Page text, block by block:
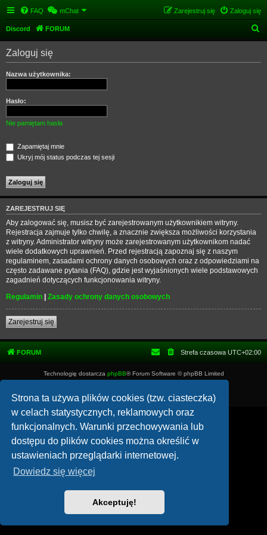
Strona ta używa plików cookies (tzw. ciasteczka)
w celach statystycznych, reklamowych oraz
funkcjonalnych. Warunki przechowywania lub
dostępu do plików cookies można określić w
ustawieniach przeglądarki internetowej.
Dowiedz się więcej
Akceptuję!
FAQ mChat Zaloguj się
Zarejestruj się
Discord FORUM
z
Zaloguj się
Nazwa użytkownika:
Hasło:
Nie pamiętam hasła
Zapamiętaj mnie
Ukryj mój status podczas tej sesji
ZAREJESTRUJ SIĘ
Aby zalogować się, musisz być zarejestrowanym użytkownikiem witryny.
Rejestracja zajmuje tylko chwilę, a znacznie zwiększa możliwości korzystania
z witryny. Administrator witryny może zarejestrowanym użytkownikom nadać
wiele dodatkowych uprawnień. Przed rejestracją zapoznaj się z naszym
regulaminem, zasadami ochrony danych osobowych oraz z odpowiedziami na
często zadawane pytania (FAQ), gdzie jest wyjaśnionych wiele podstawowych
zagadnień dotyczących funkcjonowania witryny.
Regulamin | Zasady ochrony danych osobowych
Zarejestruj się
FORUM Strefa czasowa UTC+02:00
Technologię dostarcza phpBB® Forum Software © phpBB Limited
Zasady ochrony danych osobowych
|Regulamin